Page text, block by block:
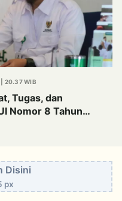
20.37 WIB
Tugas, dan
Nomor 8 Tahun
Disini
px